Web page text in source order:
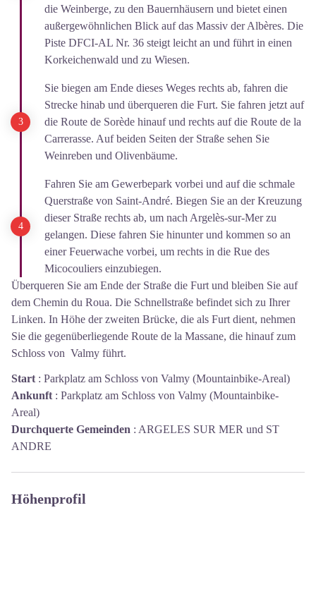
die Weinberge, zu den Bauernhäusern und bietet einen
außergewöhnlichen Blick auf das Massiv der Albères. Die
Piste DFCI-AL Nr. 36 steigt leicht an und führt in einen
Korkeichenwald und zu Wiesen.
Sie biegen am Ende dieses Weges rechts ab, fahren die
Strecke hinab und überqueren die Furt. Sie fahren jetzt auf
die Route de Sorède hinauf und rechts auf die Route de la
Carrerasse. Auf beiden Seiten der Straße sehen Sie
Weinreben und Olivenbäume.
Fahren Sie am Gewerbepark vorbei und auf die schmale
Querstraße von Saint-André. Biegen Sie an der Kreuzung
dieser Straße rechts ab, um nach Argelès-sur-Mer zu
gelangen. Diese fahren Sie hinunter und kommen so an
einer Feuerwache vorbei, um rechts in die Rue des
Micocouliers einzubiegen.
Überqueren Sie am Ende der Straße die Furt und bleiben Sie auf
dem Chemin du Roua. Die Schnellstraße befindet sich zu Ihrer
Linken. In Höhe der zweiten Brücke, die als Furt dient, nehmen
Sie die gegenüberliegende Route de la Massane, die hinauf zum
Schloss von Valmy führt.
Start : Parkplatz am Schloss von Valmy (Mountainbike-Areal)
Ankunft : Parkplatz am Schloss von Valmy (Mountainbike-
Areal)
Durchquerte Gemeinden : ARGELES SUR MER und ST
ANDRE
Höhenprofil